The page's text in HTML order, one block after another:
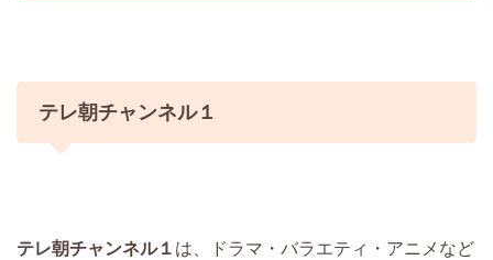
テレ朝チャンネル１
テレ朝チャンネル１ は、ドラマ・バラエティ・アニメなど